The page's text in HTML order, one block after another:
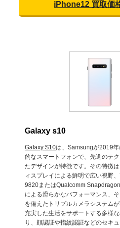
iPhone12 買取価
Galaxy s10
Galaxy S10は、Samsungが2019
的なスマートフォンで、先進のテ
たデザインが特徴です。その特徴
ィスプレイによる鮮明で広い視野
9820またはQualcomm
による滑らかなパフォーマンス、
を備えたトリプルカメラシステム
充実した生活をサポートする多様
り、顔認証や指紋認証などのセキ